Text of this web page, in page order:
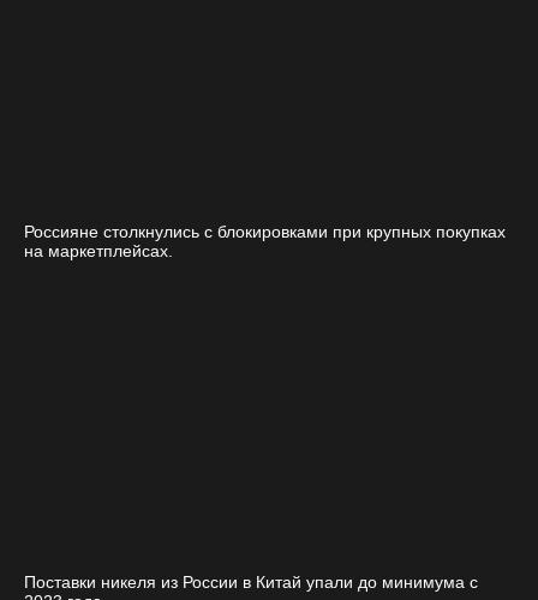
Россияне столкнулись с блокировками при крупных покупках
на маркетплейсах.
Поставки никеля из России в Китай упали до минимума с